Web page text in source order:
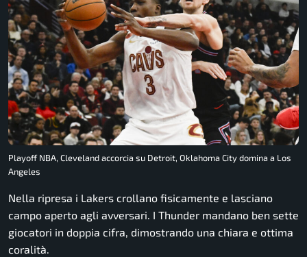
Playoff NBA, Cleveland accorcia su Detroit, Oklahoma City domina a Los
Angeles
Nella ripresa i Lakers crollano fisicamente e lasciano
campo aperto agli avversari. I Thunder mandano ben sette
giocatori in doppia cifra, dimostrando una chiara e ottima
coralità.